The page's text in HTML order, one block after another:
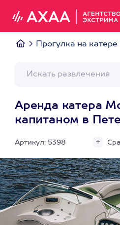
Прогулка на
Аренда катера
капитаном в
Артикул: 5398